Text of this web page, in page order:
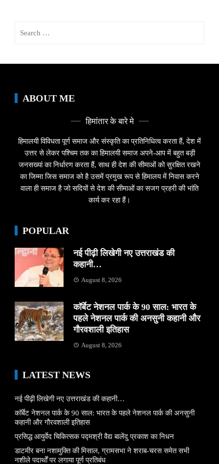
ABOUT ME
हिमांतार के बारे मे
हिमालयी विविधता पूर्ण समाज और संस्कृति का प्रतिनिधित्व करता हैं, देश में
उत्तर से लेकर पश्चिम तक का हिमालयी समाज अपने-आप में बहुत बड़ी
जनसख्यां का निर्धारण करता हैं, साथ ही देश की सीमाओं को सुरक्षित रखने
का जिम्मा जिस समाज को है उसमें प्रमुख रूप से हिमालय में निवास करने
वाला ही समाज है जो सदियों से देश की सीमाओं का सजग प्रहरी की भांति
कार्य कर रहा हैं।
POPULAR
नई पीढ़ी लिखेगी नए उत्तराखंड की
कहानी…
August 8, 2026
कॉर्बेट नेशनल पार्क के 90 साल: भारत के
पहले नेशनल पार्क की अनसुनी कहानी और
गौरवशाली इतिहास
August 8, 2026
LATEST NEWS
नई पीढ़ी लिखेगी नए उत्तराखंड की कहानी…
कॉर्बेट नेशनल पार्क के 90 साल: भारत के पहले नेशनल पार्क की अनसुनी
कहानी और गौरवशाली इतिहास
प्रसिद्ध आयुर्वेद चिकित्सक पद्मश्री वैद्य बालेंदु प्रकाश का निधन
डाटमीर बना नशामुक्ति की मिसाल, ग्रामसभा ने शराब-चरस समेत सभी
नशीले पदार्थों पर लगाया पूर्ण प्रतिबंध